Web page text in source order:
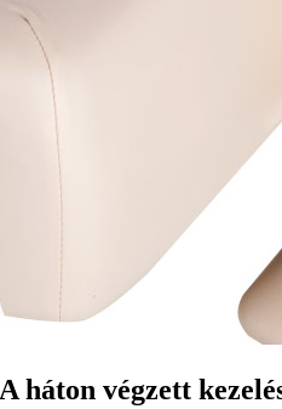
A háton végzett